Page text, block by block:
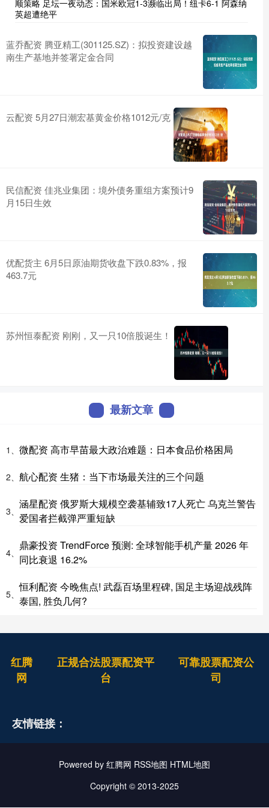
顺策略 足坛一夜动态：国米欧冠1-3濒临出局！纽卡6-1 阿森纳
英超遭绝平
蓝乔配资 腾亚精工(301125.SZ)：拟投资建设越
南生产基地并签署定金合同
云配资 5月27日潮宏基黄金价格1012元/克
民信配资 佳兆业集团：境外债务重组方案预计9
月15日生效
优配货主 6月5日原油期货收盘下跌0.83%，报
463.7元
苏州恒泰配资 刚刚，又一只10倍股诞生！
最新文章
1、 微配资 高市早苗最大政治难题：日本食品价格困局
2、 航心配资 生猪：当下市场最关注的三个问题
3、
涵星配资 俄罗斯大规模空袭基辅致17人死亡 乌克兰警告
爱国者拦截弹严重短缺
4、
鼎豪投资 TrendForce 预测: 全球智能手机产量 2026 年
同比衰退 16.2%
5、
恒利配资 今晚焦点! 武磊百场里程碑, 国足主场迎战残阵
泰国, 胜负几何?
红腾
网
正规合法股票配资平
台
可靠股票配资公
司
友情链接：
Powered by 红腾网 RSS地图 HTML地图
Copyright © 2013-2025